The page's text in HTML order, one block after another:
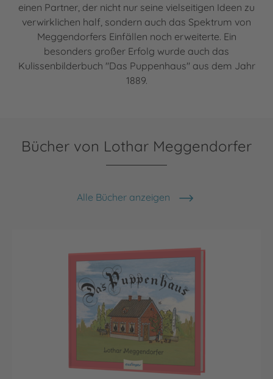
einen Partner, der nicht nur seine vielseitigen Ideen zu
verwirklichen half, sondern auch das Spektrum von
Meggendorfers Einfällen noch erweiterte. Ein
besonders großer Erfolg wurde auch das
Kulissenbilderbuch "Das Puppenhaus" aus dem Jahr
1889.
Bücher von Lothar Meggendorfer
Alle Bücher anzeigen